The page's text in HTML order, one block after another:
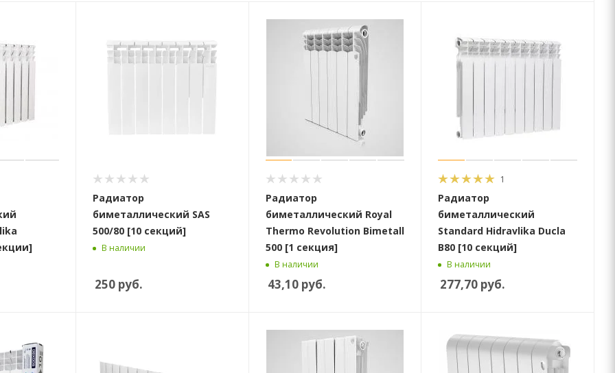
Радиатор
биметаллический SAS
500/80 [10 секций]
В наличии
250руб.
Радиатор
биметаллический Royal
Thermo Revolution Bimetall
500 [1 секция]
В наличии
43,10руб.
1
Радиатор
биметаллический
Standard Hidravlika Ducla
B80 [10 секций]
В наличии
277,70 руб.